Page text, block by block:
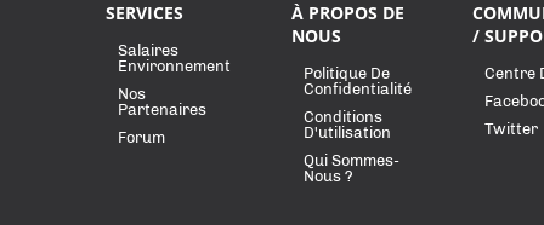
SERVICES
Salaires
Environnement
Nos
Partenaires
Forum
À PROPOS DE
NOUS
Politique De
Confidentialité
Conditions
D'utilisation
Qui Sommes-
Nous ?
/
Centre
Twitter